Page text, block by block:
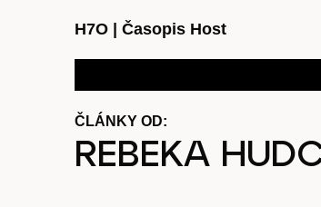
H7O Časopis Host
ČLÁNKY OD:
REBEKA